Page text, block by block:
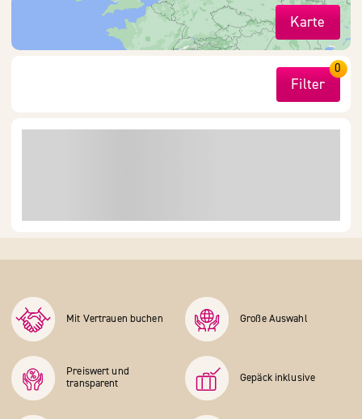
Karte
Filter
0
Mit Vertrauen buchen Große Auswahl
Preiswert und
transparent
Gepäck inklusive